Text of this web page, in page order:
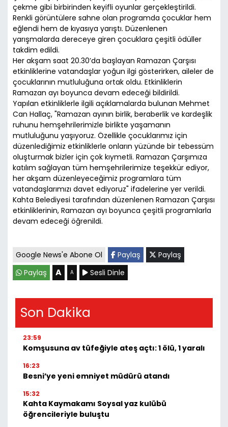
çekme gibi birbirinden keyifli oyunlar gerçekleştirildi.
Renkli görüntülere sahne olan programda çocuklar hem
eğlendi hem de kıyasıya yarıştı. Düzenlenen
yarışmalarda dereceye giren çocuklara çeşitli ödüller
takdim edildi.
Her akşam saat 20.30’da başlayan Ramazan Çarşısı
etkinliklerine vatandaşlar yoğun ilgi gösterirken, aileler de
çocuklarının mutluluğuna ortak oldu. Etkinliklerin
Ramazan ayı boyunca devam edeceği bildirildi.
Yapılan etkinliklerle ilgili açıklamalarda bulunan Mehmet
Can Hallaç, "Ramazan ayının birlik, beraberlik ve kardeşlik
ruhunu hemşehrilerimizle birlikte yaşamanın
mutluluğunu yaşıyoruz. Özellikle çocuklarımız için
düzenlediğimiz etkinliklerle onların yüzünde bir tebessüm
oluşturmak bizler için çok kıymetli. Ramazan Çarşımıza
katılım sağlayan tüm hemşehrilerimize teşekkür ediyor,
her akşam düzenleyeceğimiz programlara tüm
vatandaşlarımızı davet ediyoruz" ifadelerine yer verildi.
Kahta Belediyesi tarafından düzenlenen Ramazan Çarşısı
etkinliklerinin, Ramazan ayı boyunca çeşitli programlarla
devam edeceği öğrenildi.
Google News'e Abone Ol Paylaş
Paylaş
Paylaş
A A Sesli Dinle
Son Dakika
23:59
Komşusuna av tüfeğiyle ateş açtı: 1 ölü, 1 yaralı
16:23
Besni’ye yeni emniyet müdürü atandı
15:32
Kahta Kaymakamı Soysal yaz kulübü
öğrencileriyle buluştu